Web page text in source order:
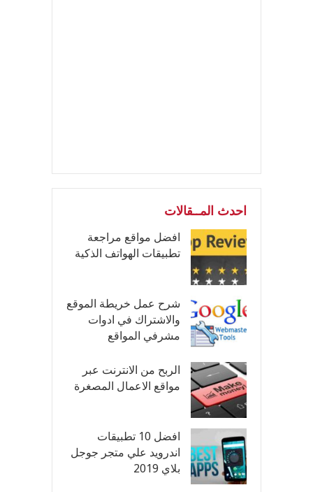
احدث المــقالات
افضل مواقع مراجعة
تطبيقات الهواتف الذكية
شرح عمل خريطة الموقع
والاشتراك في ادوات
مشرفي المواقع
الربح من الانترنت عبر
مواقع الاعمال المصغرة
افضل 10 تطبيقات
اندرويد علي متجر جوجل
بلاي 2019